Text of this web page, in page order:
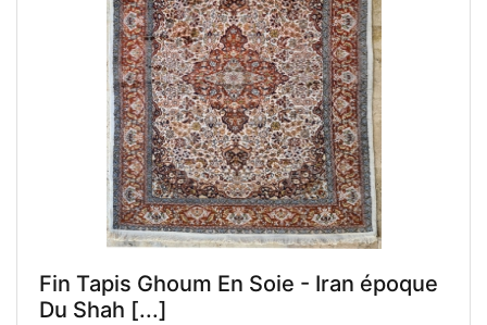
Fin Tapis Ghoum En Soie - Iran époque
Du Shah [...]